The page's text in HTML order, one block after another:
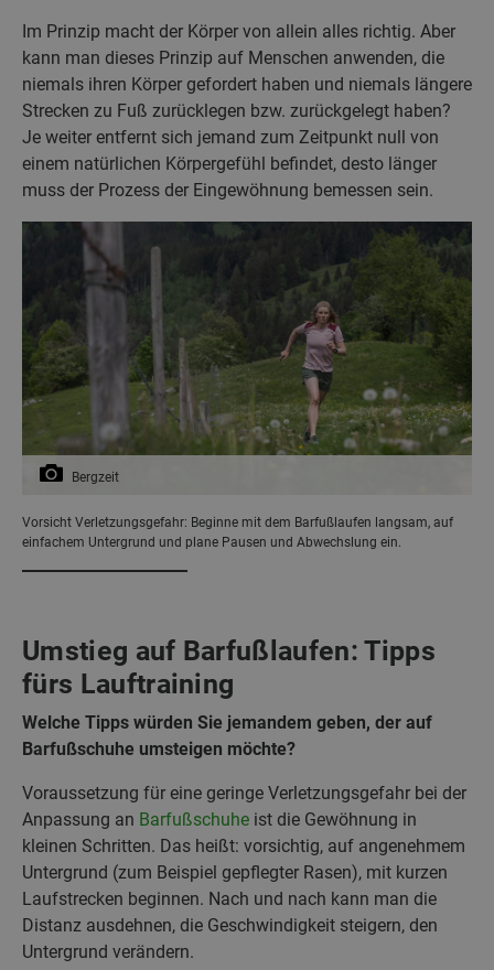
Im Prinzip macht der Körper von allein alles richtig. Aber
kann man dieses Prinzip auf Menschen anwenden, die
niemals ihren Körper gefordert haben und niemals längere
Strecken zu Fuß zurücklegen bzw. zurückgelegt haben?
Je weiter entfernt sich jemand zum Zeitpunkt null von
einem natürlichen Körpergefühl befindet, desto länger
muss der Prozess der Eingewöhnung bemessen sein.
Bergzeit
Vorsicht Verletzungsgefahr: Beginne mit dem Barfußlaufen langsam, auf
einfachem Untergrund und plane Pausen und Abwechslung ein.
Umstieg auf Barfußlaufen: Tipps
fürs Lauftraining
Welche Tipps würden Sie jemandem geben, der auf
Barfußschuhe umsteigen möchte?
Voraussetzung für eine geringe Verletzungsgefahr bei der
Anpassung an Barfußschuhe ist die Gewöhnung in
kleinen Schritten. Das heißt: vorsichtig, auf angenehmem
Untergrund (zum Beispiel gepflegter Rasen), mit kurzen
Laufstrecken beginnen. Nach und nach kann man die
Distanz ausdehnen, die Geschwindigkeit steigern, den
Untergrund verändern.